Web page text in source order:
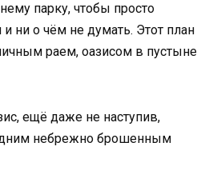
парку, чтобы просто
ни о чём не думать. Этот план
раем, оазисом в пустыне
ещё даже не наступив,
небрежно брошенным